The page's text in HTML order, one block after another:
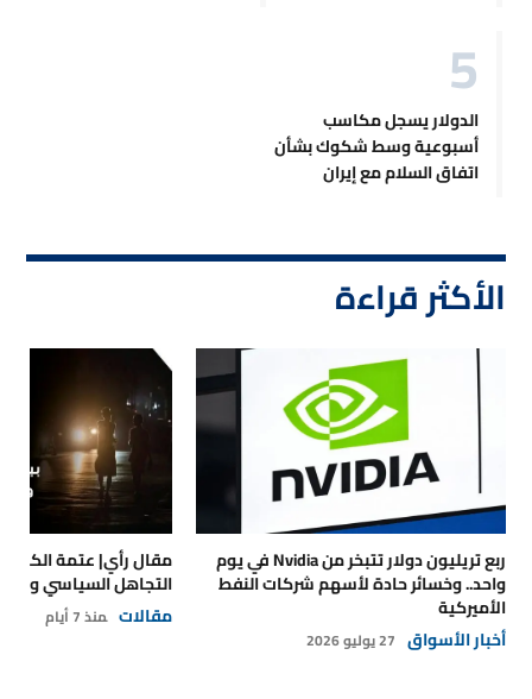
الدولار يسجل مكاسب
أسبوعية وسط شكوك بشأن
اتفاق السلام مع إيران
الأكثر قراءة
ربع تريليون دولار تتبخر من Nvidia في يوم
واحد.. وخسائر حادة لأسهم شركات النفط
الأميركية
أخبار الأسواق 27 يوليو 2026
مقال رأي| عتمة
التجاهل السياسي
مقالات منذ 7 أيام